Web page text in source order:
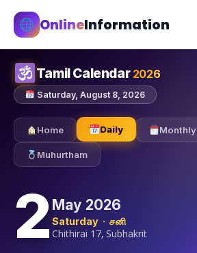
OnlineInformation
Tamil Calendar 2026
Saturday, August 8, 2026
Home Daily Monthly
Muhurtham
2 May 2026
Saturday · சனி
Chithirai 17, Subhakrit